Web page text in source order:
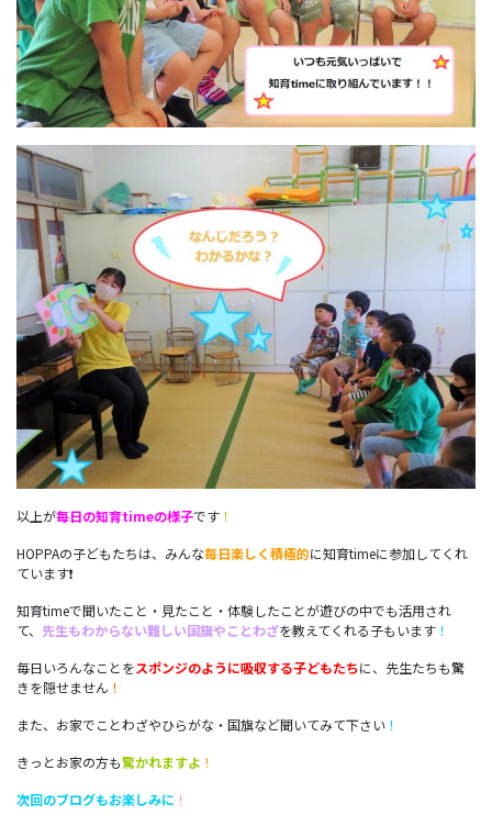
以上が毎日の知育timeの様子です ！
HOPPAの子どもたちは、みんな毎日楽しく積極的に知育timeに参加してくれ
ています❗
知育timeで聞いたこと・見たこと・体験したことが遊びの中でも活用され
て、 先生もわからない難しい国旗やことわざを教えてくれる子もいます ！
毎日いろんなことをスポンジのように吸収する子どもたちに、先生たちも驚
きを隠せません ！
また、お家でことわざやひらがな・国旗など聞いてみて下さい ！
きっとお家の方も驚かれますよ ！
次回のブログもお楽しみに ！